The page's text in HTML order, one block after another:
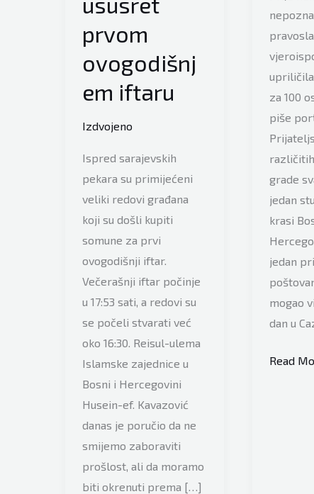
prvom
ovogodišnj
em iftaru
Izdvojeno
Ispred sarajevskih
pekara su primijećeni
veliki redovi građana
koji su došli kupiti
somune za prvi
ovogodišnji iftar.
Večerašnji iftar počinje
u 17:53 sati, a redovi su
se počeli stvarati već
oko 16:30. Reisul-ulema
Islamske zajednice u
Bosni i Hercegovini
Husein-ef. Kavazović
danas je poručio da ne
smijemo zaboraviti
prošlost, ali da moramo
biti okrenuti prema […]
za 100
piše
grade
jedan
krasi
jedan
mogao
dan u
Read